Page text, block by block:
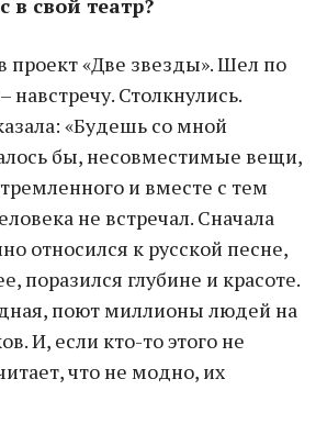
в свой театр?
проект «Две звезды». Шел по
навстречу. Столкнулись.
«Будешь со мной
бы, несовместимые вещи,
и вместе с тем
не встречал. Сначала
относился к русской песне,
поразился глубине и красоте.
поют миллионы людей на
И, если кто-то этого не
что не модно, их